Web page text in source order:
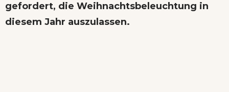
gefordert, die Weihnachtsbeleuchtung in
diesem Jahr auszulassen.